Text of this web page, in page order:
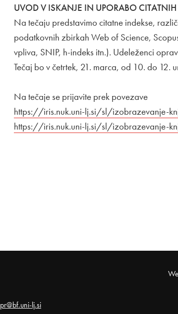
UVOD V ISKANJE IN UPORABO
Na tečaju predstavimo citatne indekse,
podatkovnih zbirkah Web of Science,
vpliva, SNIP, h-indeks itn.). Udeleženci
Tečaj bo v četrtek, 21. marca, od 10. do 12.
Na tečaje se prijavite prek povezave
Zunanja povezava na
https://iris.nuk.uni-lj.si/sl/izobrazevanje-
https://iris.nuk.uni-lj.si/sl/izobrazevanje-
pr@bf.uni-lj.si